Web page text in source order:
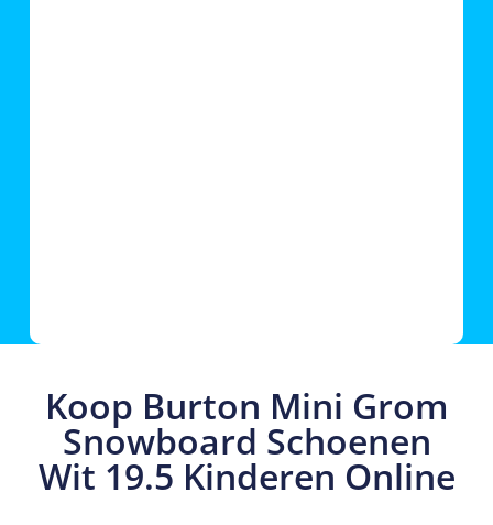
Koop Burton Mini Grom
Snowboard Schoenen
Wit 19.5 Kinderen Online